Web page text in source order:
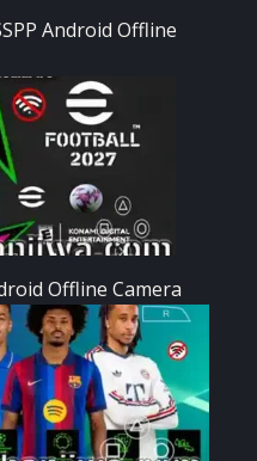
Android Offline
Offline Camera